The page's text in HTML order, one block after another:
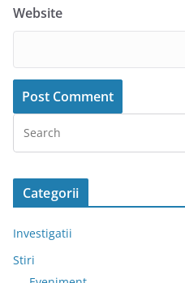
Website
Categorii
Investigatii
Stiri